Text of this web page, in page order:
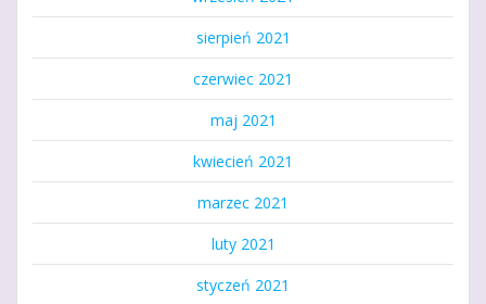
sierpień 2021
czerwiec 2021
maj 2021
kwiecień 2021
marzec 2021
luty 2021
styczeń 2021